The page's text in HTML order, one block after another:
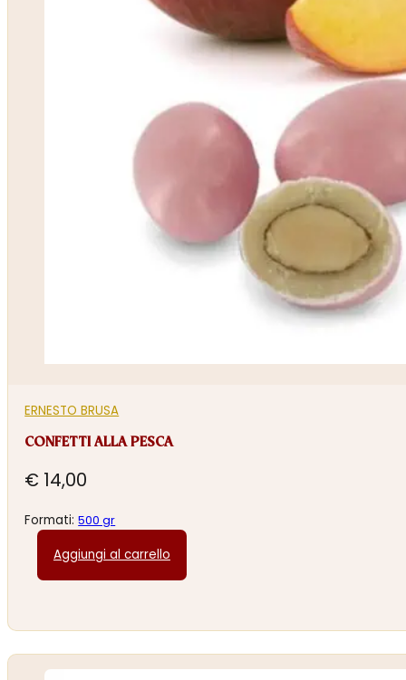
ERNESTO BRUSA
CONFETTI ALLA PESCA
€ 14,00
Formati:500 gr
Aggiungi al carrello